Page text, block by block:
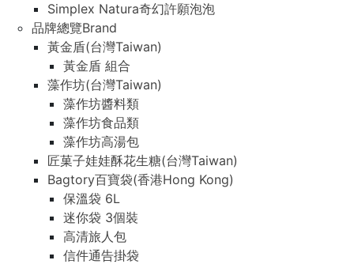
Simplex Natura奇幻許願泡泡
品牌總覽Brand
黃金盾(台灣Taiwan)
黃金盾 組合
藻作坊(台灣Taiwan)
藻作坊醬料類
藻作坊食品類
藻作坊高湯包
匠菓子娃娃酥花生糖(台灣Taiwan)
Bagtory百寶袋(香港Hong Kong)
保溫袋 6L
迷你袋 3個裝
高清旅人包
信件通告掛袋